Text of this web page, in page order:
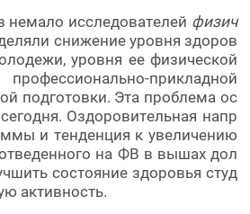
немало исследователей физич
снижение уровня здоров
уровня ее физической
профессионально-прикладной
подготовки. Эта проблема ос
Оздоровительная напр
и тенденция к увеличению
на ФВ в вышах дол
состояние здоровья студ
активность.